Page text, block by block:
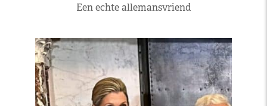
Een echte allemansvriend